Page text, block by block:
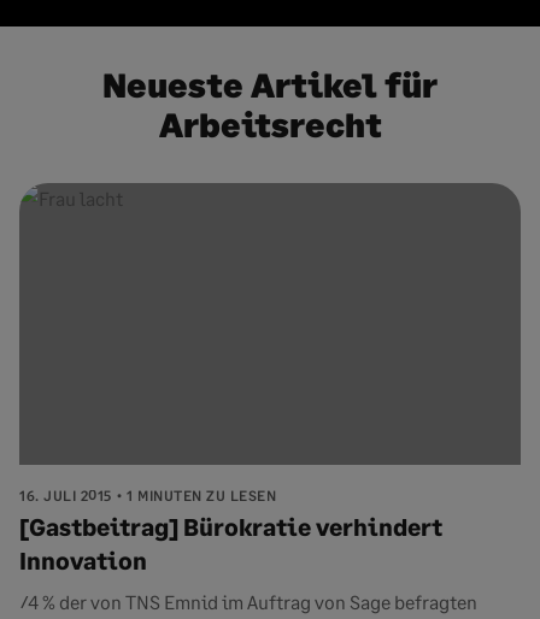
Neueste Artikel für
Arbeitsrecht
16. JULI 2015 1 MINUTEN ZU LESEN
[Gastbeitrag] Bürokratie verhindert
Innovation
74 % der von TNS Emnid im Auftrag von Sage befragten